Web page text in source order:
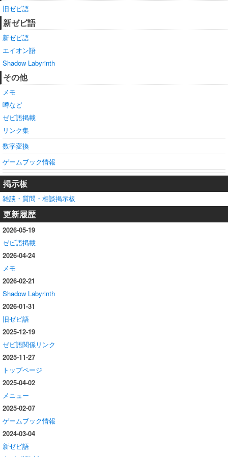
旧ゼビ語
新ゼビ語
新ゼビ語
エイオン語
Shadow Labyrinth
その他
メモ
噂など
ゼビ語掲載
リンク集
数字変換
ゲームブック情報
掲示板
雑談・質問・相談掲示板
更新履歴
2026-05-19
ゼビ語掲載
2026-04-24
メモ
2026-02-21
Shadow Labyrinth
2026-01-31
旧ゼビ語
2025-12-19
ゼビ語関係リンク
2025-11-27
トップページ
2025-04-02
メニュー
2025-02-07
ゲームブック情報
2024-03-04
新ゼビ語